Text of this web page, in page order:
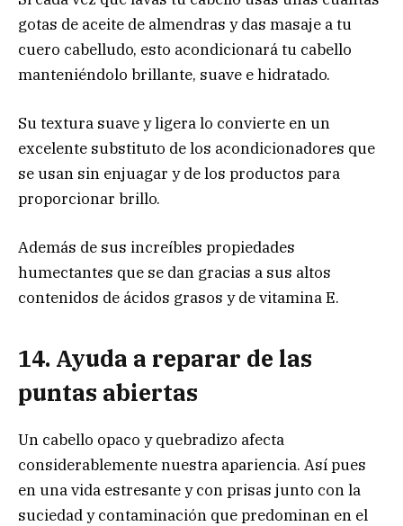
gotas de aceite de almendras y das masaje a tu
cuero cabelludo, esto acondicionará tu cabello
manteniéndolo brillante, suave e hidratado.
Su textura suave y ligera lo convierte en un
excelente substituto de los acondicionadores que
se usan sin enjuagar y de los productos para
proporcionar brillo.
Además de sus increíbles propiedades
humectantes que se dan gracias a sus altos
contenidos de ácidos grasos y de vitamina E.
14. Ayuda a reparar de las
puntas abiertas
Un cabello opaco y quebradizo afecta
considerablemente nuestra apariencia. Así pues
en una vida estresante y con prisas junto con la
suciedad y contaminación que predominan en el